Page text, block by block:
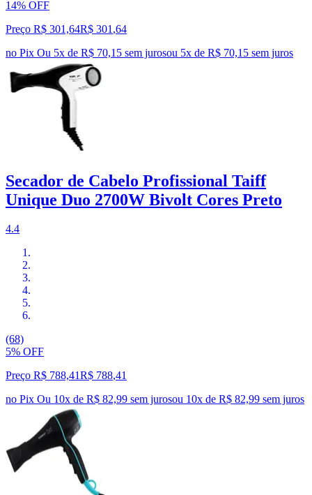
14% OFF
Preço R$ 301,64R$ 301 ,64
no Pix Ou 5x de R$ 70,15 sem jurosou 5x de R$ 70,15 sem juros
Secador de Cabelo Profissional Taiff
Unique Duo 2700W Bivolt Cores Preto
4.4
(68)
5% OFF
Preço R$ 788,41R$ 788,41
no Pix Ou 10x de R$ 82,99 sem jurosou 10x de R$ 82,99 sem juros